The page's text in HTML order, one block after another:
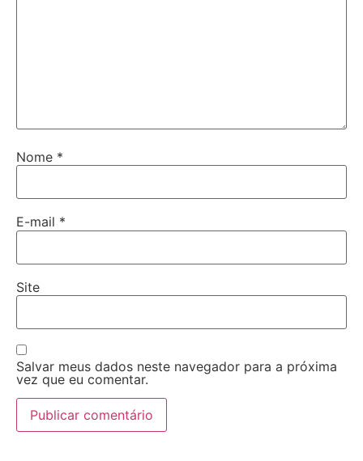
Nome *
E-mail *
Site
Salvar meus dados neste navegador para a próxima
vez que eu comentar.